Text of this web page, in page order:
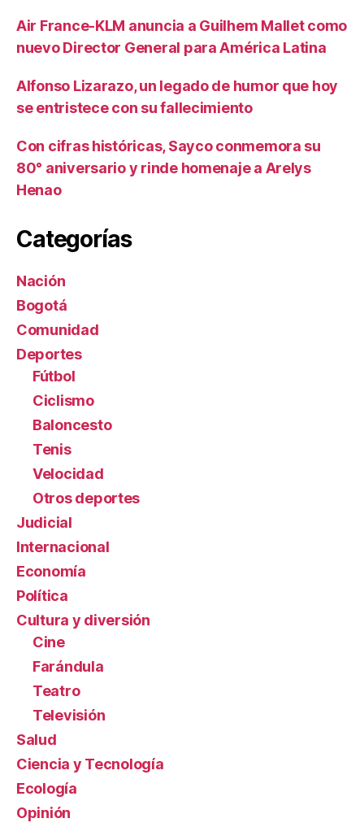
Air France-KLM anuncia a Guilhem Mallet como
nuevo Director General para América Latina
Alfonso Lizarazo, un legado de humor que hoy
se entristece con su fallecimiento
Con cifras históricas, Sayco conmemora su
80° aniversario y rinde homenaje a Arelys
Henao
Categorías
Nación
Bogotá
Comunidad
Deportes
Fútbol
Ciclismo
Baloncesto
Tenis
Velocidad
Otros deportes
Judicial
Internacional
Economía
Política
Cultura y diversión
Cine
Farándula
Teatro
Televisión
Salud
Ciencia y Tecnología
Ecología
Opinión